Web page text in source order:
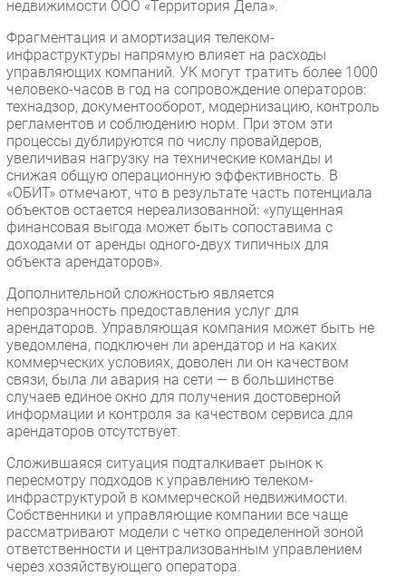
недвижимости ООО «Территория Дела».
Фрагментация и амортизация телеком-
инфраструктуры напрямую влияет на расходы
управляющих компаний. УК могут тратить более 1000
человеко-часов в год на сопровождение операторов:
технадзор, документооборот, модернизацию, контроль
регламентов и соблюдению норм. При этом эти
процессы дублируются по числу провайдеров,
увеличивая нагрузку на технические команды и
снижая общую операционную эффективность. В
«ОБИТ» отмечают, что в результате часть потенциала
объектов остается нереализованной: «упущенная
финансовая выгода может быть сопоставима с
доходами от аренды одного-двух типичных для
объекта арендаторов».
Дополнительной сложностью является
непрозрачность предоставления услуг для
арендаторов. Управляющая компания может быть не
уведомлена, подключен ли арендатор и на каких
коммерческих условиях, доволен ли он качеством
связи, была ли авария на сети — в большинстве
случаев единое окно для получения достоверной
информации и контроля за качеством сервиса для
арендаторов отсутствует.
Сложившаяся ситуация подталкивает рынок к
пересмотру подходов к управлению телеком-
инфраструктурой в коммерческой недвижимости.
Собственники и управляющие компании все чаще
рассматривают модели с четко определенной зоной
ответственности и централизованным управлением
через хозяйствующего оператора.